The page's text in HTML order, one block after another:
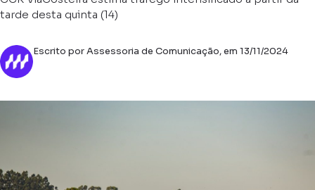
tarde desta quinta (14)
Escrito por Assessoria de Comunicação, em 13/11/2024